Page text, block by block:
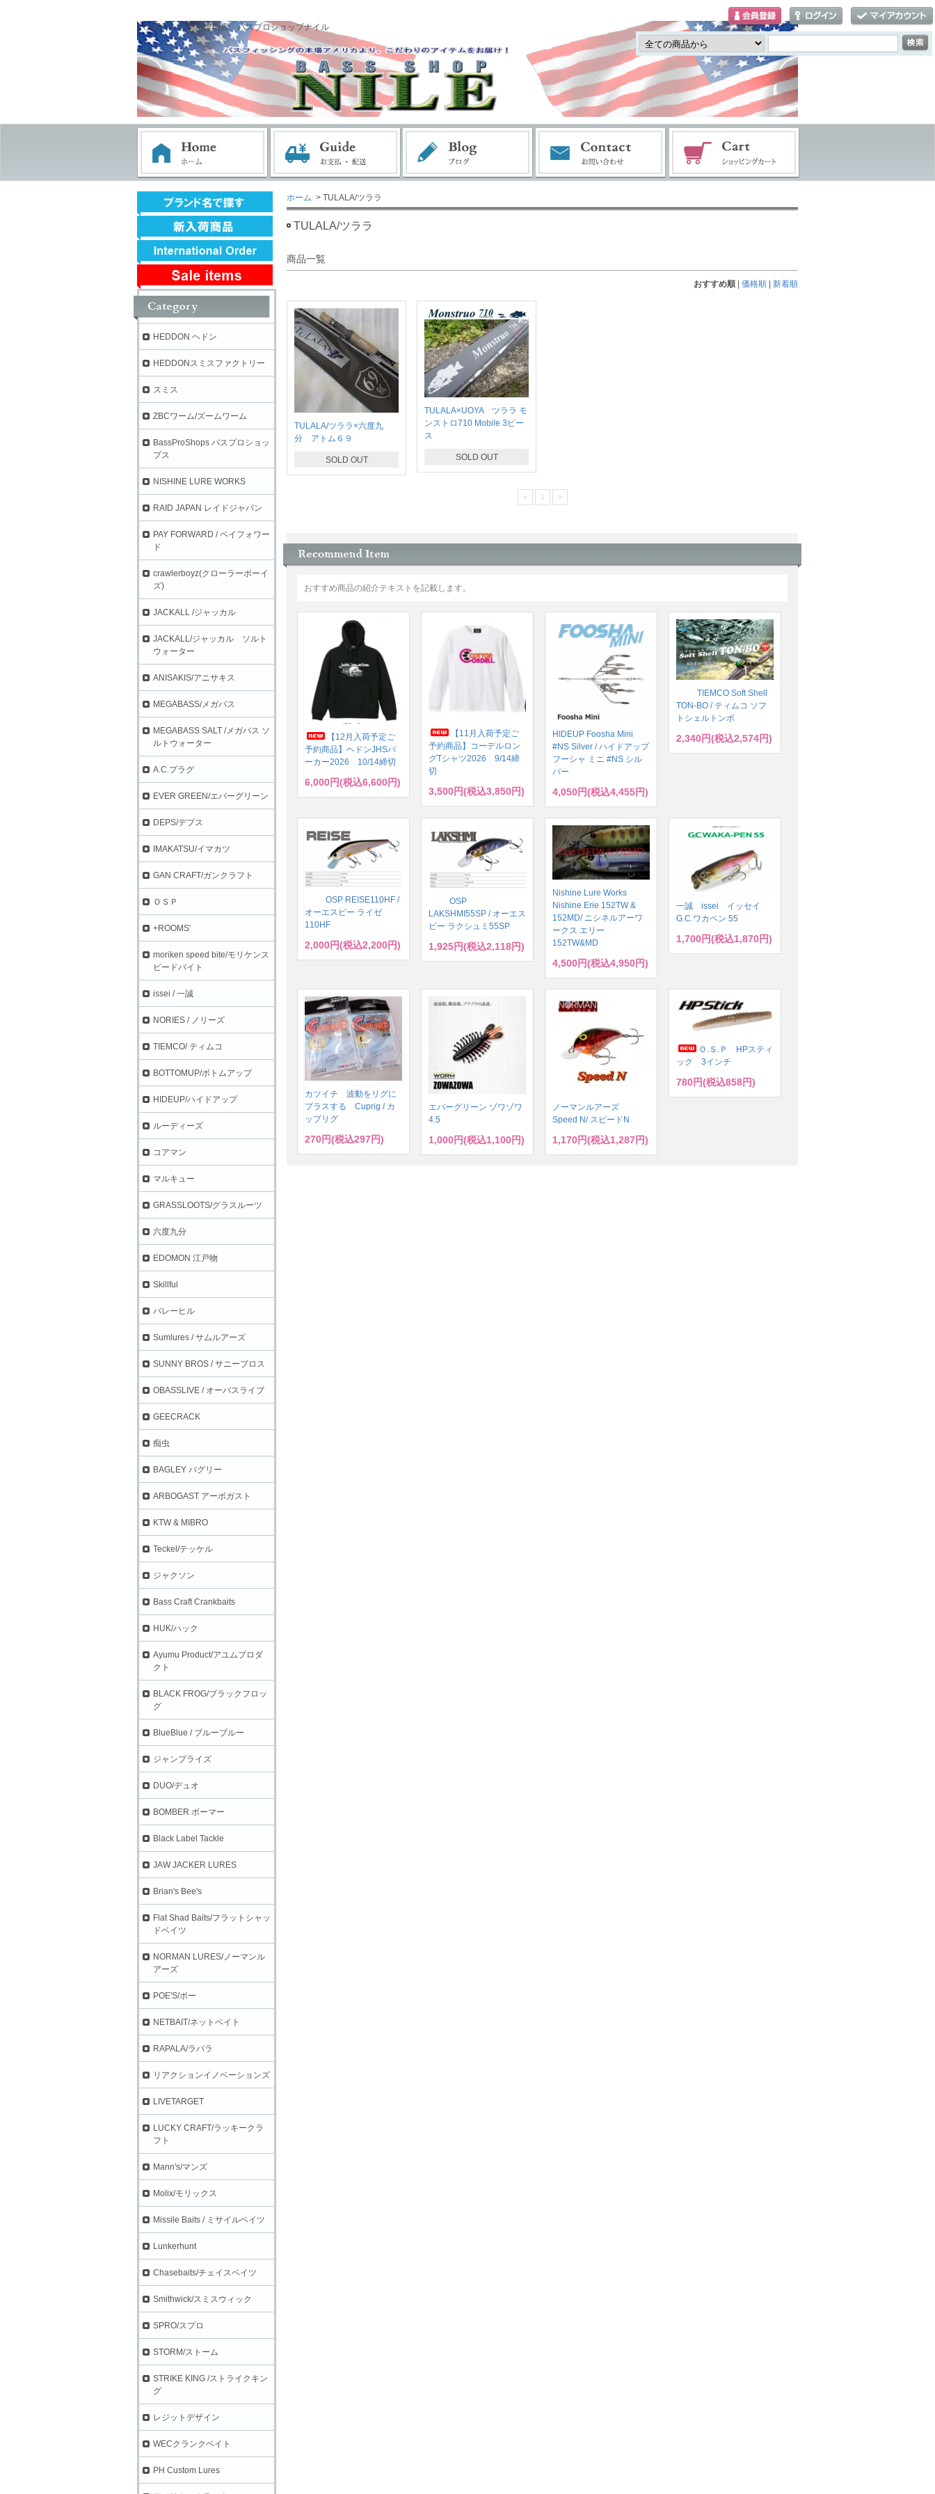
バス釣り・ルアー専門店 バスプロショップナイル
ホーム > TULALA/ツララ
TULALA/ツララ
商品一覧
おすすめ順 価格順 新着順
TULALA/ツララ×六度九
分 アトム６９
SOLD OUT
TULALA×UOYA ツララ モ
ンストロ710 Mobile 3ピー
ス
SOLD OUT
< 1 >
おすすめ商品の紹介テキストを記載します。
【12月入荷予定ご
予約商品】ヘドンJHSパ
ーカー2026 10/14締切
6,000円(税込6,600円)
【11月入荷予定ご
予約商品】コーデルロン
グTシャツ2026 9/14締
切
3,500円(税込3,850円)
HIDEUP Foosha Mini
#NS Silver / ハイドアップ
フーシャ ミニ #NS シル
バー
4,050円(税込4,455円)
TIEMCO Soft Shell
TON-BO / ティムコ ソフ
トシェルトンボ
2,340円(税込2,574円)
OSP REISE110HF /
オーエスピー ライゼ
110HF
2,000円(税込2,200円)
OSP
LAKSHMI55SP / オーエス
ピー ラクシュミ55SP
1,925円(税込2,118円)
Nishine Lure Works
Nishine Erie 152TW &
152MD/ ニシネルアーワ
ークス エリー
152TW&MD
4,500円(税込4,950円)
一誠 issei イッセイ
G.C.ワカペン 55
1,700円(税込1,870円)
カツイチ 波動をリグに
プラスする Cuprig / カ
ップリグ
270円(税込297円)
エバーグリーン ゾワゾワ
4.5
1,000円(税込1,100円)
ノーマンルアーズ
Speed N/ スピードN
1,170円(税込1,287円)
Ｏ.Ｓ.Ｐ HPスティ
ック 3インチ
780円(税込858円)
HEDDON ヘドン
HEDDONスミスファクトリー
スミス
ZBCワーム/ズームワーム
BassProShops バスプロショッ
プス
NISHINE LURE WORKS
RAID JAPAN レイドジャパン
PAY FORWARD / ペイフォワー
ド
crawlerboyz(クローラーボーイ
ズ)
JACKALL /ジャッカル
JACKALL/ジャッカル ソルト
ウォーター
ANISAKIS/アニサキス
MEGABASS/メガバス
MEGABASS SALT /メガバス ソ
ルトウォーター
A.C.プラグ
EVER GREEN/エバーグリーン
DEPS/デプス
IMAKATSU/イマカツ
GAN CRAFT/ガンクラフト
ＯＳＰ
+ROOMS'
moriken speed bite/モリケンス
ピードバイト
issei / 一誠
NORIES / ノリーズ
TIEMCO/ ティムコ
BOTTOMUP/ボトムアップ
HIDEUP/ハイドアップ
ルーディーズ
コアマン
マルキュー
GRASSLOOTS/グラスルーツ
六度九分
EDOMON 江戸物
Skillful
バレーヒル
Sumlures / サムルアーズ
SUNNY BROS / サニーブロス
OBASSLIVE / オーバスライブ
GEECRACK
痴虫
BAGLEY バグリー
ARBOGAST アーボガスト
KTW & MIBRO
Teckel/テッケル
ジャクソン
Bass Craft Crankbaits
HUK/ハック
Ayumu Product/アユムプロダ
クト
BLACK FROG/ブラックフロッ
グ
BlueBlue / ブルーブルー
ジャンプライズ
DUO/デュオ
BOMBER ボーマー
Black Label Tackle
JAW JACKER LURES
Brian's Bee's
Flat Shad Baits/フラットシャッ
ドベイツ
NORMAN LURES/ノーマンル
アーズ
POE'S/ポー
NETBAIT/ネットベイト
RAPALA/ラパラ
リアクションイノベーションズ
LIVETARGET
LUCKY CRAFT/ラッキークラ
フト
Mann's/マンズ
Molix/モリックス
Missile Baits / ミサイルベイツ
Lunkerhunt
Chasebaits/チェイスベイツ
Smithwick/スミスウィック
SPRO/スプロ
STORM/ストーム
STRIKE KING /ストライクキン
グ
レジットデザイン
WECクランクベイト
PH Custom Lures